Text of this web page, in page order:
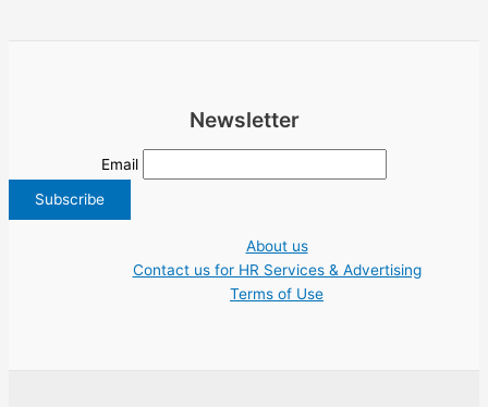
Newsletter
Email
About us
Contact us for HR Services & Advertising
Terms of Use